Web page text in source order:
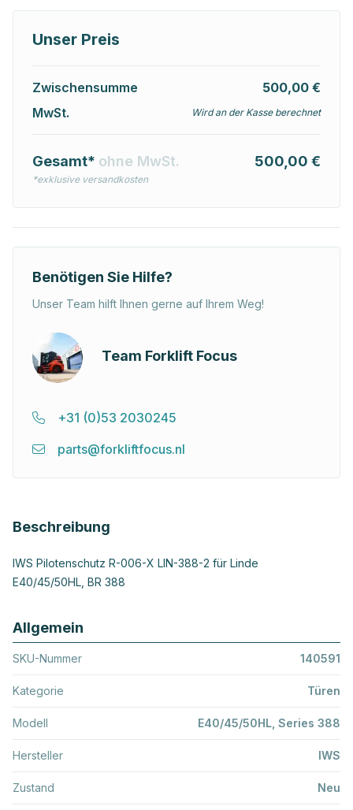
Unser Preis
Zwischensumme
500,00 €
MwSt.
Wird an der Kasse berechnet
Gesamt* ohne MwSt.
*exklusive versandkosten
500,00 €
Benötigen Sie Hilfe?
Unser Team hilft Ihnen gerne auf Ihrem Weg!
Team Forklift Focus
+31 (0)53 2030245
parts@forkliftfocus.nl
Beschreibung
IWS Pilotenschutz R-006-X LIN-388-2 für Linde
E40/45/50HL, BR 388
Allgemein
SKU-Nummer 140591
Kategorie Türen
Modell E40/45/50HL, Series 388
Hersteller IWS
Zustand Neu